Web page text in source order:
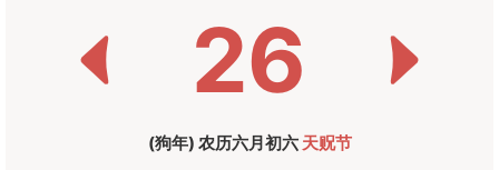
26
(狗年) 农历六月初六 天贶节